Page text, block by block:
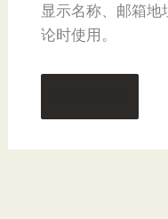
显示名称、邮箱
论时使用。